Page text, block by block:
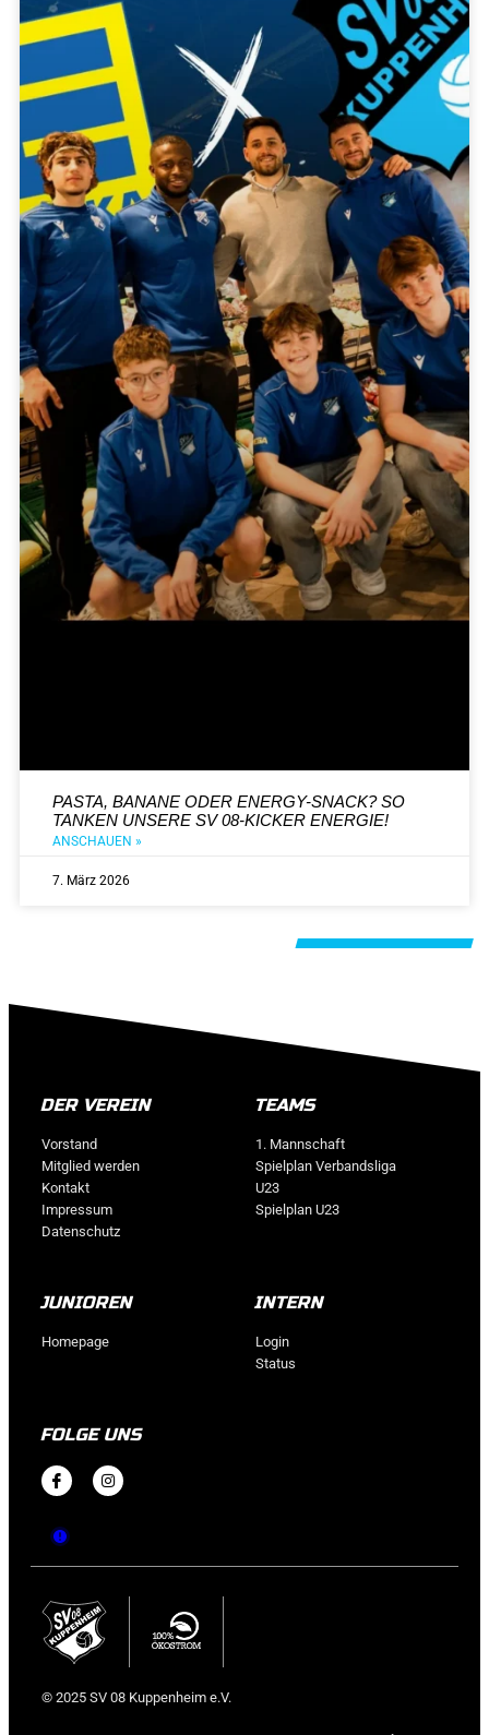
PASTA, BANANE ODER ENERGY-SNACK? SO
TANKEN UNSERE SV 08-KICKER ENERGIE!
ANSCHAUEN »
7. März 2026
DER VEREIN
Vorstand
Mitglied werden
Kontakt
Impressum
Datenschutz
TEAMS
1. Mannschaft
Spielplan Verbandsliga
U23
Spielplan U23
JUNIOREN
Homepage
INTERN
Login
Status
FOLGE UNS
© 2025 SV 08 Kuppenheim e.V.